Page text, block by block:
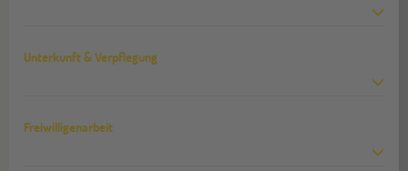
Unterkunft & Verpflegung
Freiwilligenarbeit